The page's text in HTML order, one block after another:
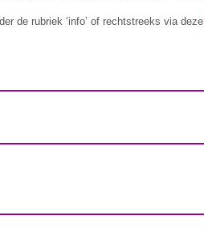
de rubriek ‘info’ of rechtstreeks via deze